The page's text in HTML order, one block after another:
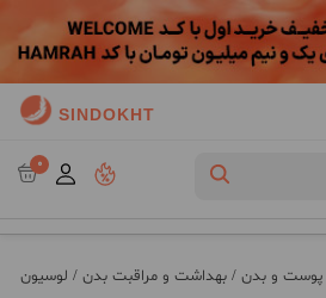
SINDOKHT
0
پوست و بدن / بهداشت و مراقبت بدن / لوسیون و